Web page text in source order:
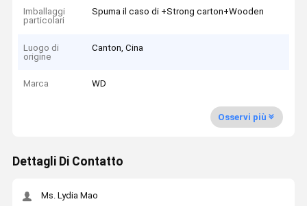
Imballaggi
particolari
Spuma il caso di +Strong carton+Wooden
Luogo di
origine
Canton, Cina
Marca WD
Osservi più
Dettagli Di Contatto
Ms. Lydia Mao